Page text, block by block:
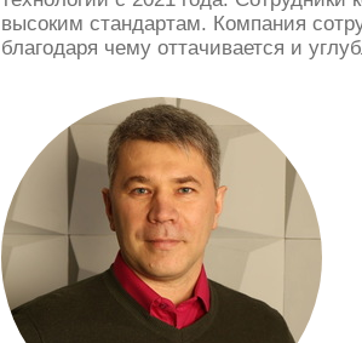
высоким стандартам. Компания
благодаря чему оттачивается и